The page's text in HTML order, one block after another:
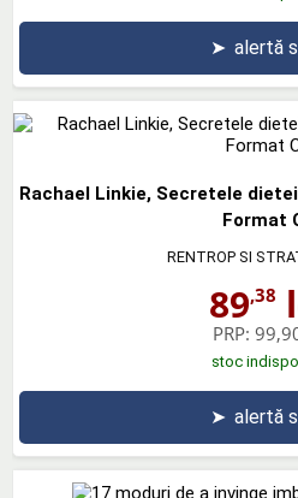
➤ alertă
Rachael Linkie, Secretele
Format
RENTROP SI
89,38
PRP:
stoc
➤ alertă